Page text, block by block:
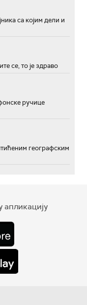
са којим дели и
се, то је здраво
ручице
географским